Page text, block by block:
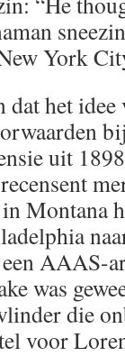
York
het idee
uit
Montana
AAAS-
was
die
voor